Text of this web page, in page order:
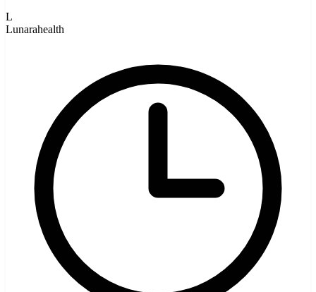
L
Lunarahealth